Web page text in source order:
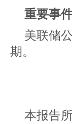
重要事
美联储
期。
本报告